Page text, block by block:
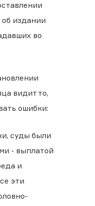
издании
во
видит то,
ошибки:
суды были
- выплатой
и
эти